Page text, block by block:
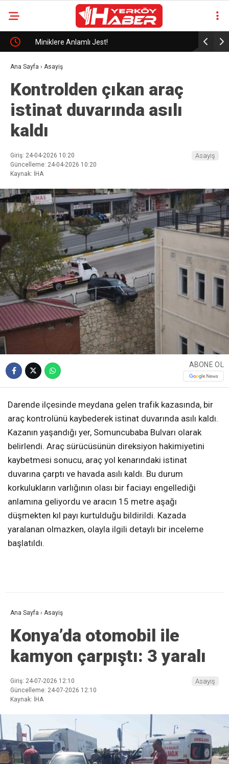
Miniklere Anlamlı Jest! Zeki
Ana Sayfa › Asayiş
Kontrolden çıkan araç
istinat duvarında asılı
kaldı
Giriş: 24-04-2026 10:20
Güncelleme: 24-04-2026 10:20
Kaynak: İHA
Asayiş
ABONE OL
Darende ilçesinde meydana gelen trafik kazasında, bir
araç kontrolünü kaybederek istinat duvarında asılı kaldı.
Kazanın yaşandığı yer, Somuncubaba Bulvarı olarak
belirlendi. Araç sürücüsünün direksiyon hakimiyetini
kaybetmesi sonucu, araç yol kenarındaki istinat
duvarına çarptı ve havada asılı kaldı. Bu durum
korkulukların varlığının olası bir faciayı engellediği
anlamına geliyordu ve aracın 15 metre aşağı
düşmekten kıl payı kurtulduğu bildirildi. Kazada
yaralanan olmazken, olayla ilgili detaylı bir inceleme
başlatıldı.
Ana Sayfa › Asayiş
Konya’da otomobil ile
kamyon çarpıştı: 3 yaralı
Giriş: 24-07-2026 12:10
Güncelleme: 24-07-2026 12:10
Kaynak: İHA
Asayiş